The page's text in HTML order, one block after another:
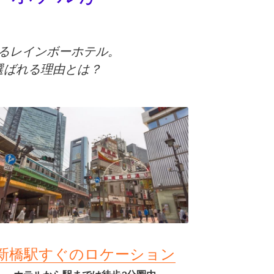
テルが
インボーホテル。